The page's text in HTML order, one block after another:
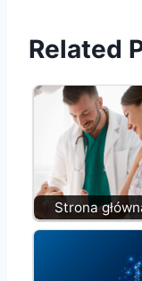
Related
Strona